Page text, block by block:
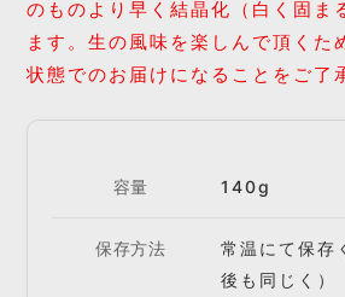
のものより早く結晶化（白く固ま
ます。生の風味を楽しんで頂くた
状態でのお届けになることをご了
容量 140g
保存方法
常温にて保存
後も同じく）